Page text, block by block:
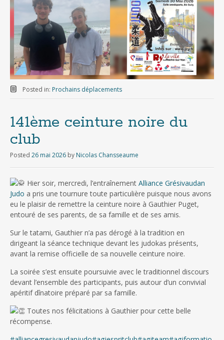
Posted in: Prochains déplacements
141ème ceinture noire du
club
Posted 26 mai 2026 by Nicolas Chansseaume
Hier soir, mercredi, l’entraînement Alliance Grésivaudan
Judo a pris une tournure toute particulière puisque nous avons
eu le plaisir de remettre la ceinture noire à Gauthier Puget,
entouré de ses parents, de sa famille et de ses amis.
Sur le tatami, Gauthier n’a pas dérogé à la tradition en
dirigeant la séance technique devant les judokas présents,
avant la remise officielle de sa nouvelle ceinture noire.
La soirée s’est ensuite poursuivie avec le traditionnel discours
devant l’ensemble des participants, puis autour d’un convivial
apéritif dînatoire préparé par sa famille.
Toutes nos félicitations à Gauthier pour cette belle
récompense.